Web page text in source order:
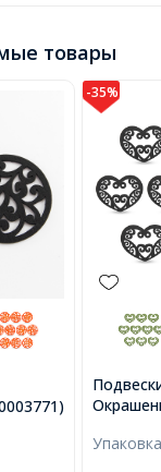
товары
-35%
тие 2мм,